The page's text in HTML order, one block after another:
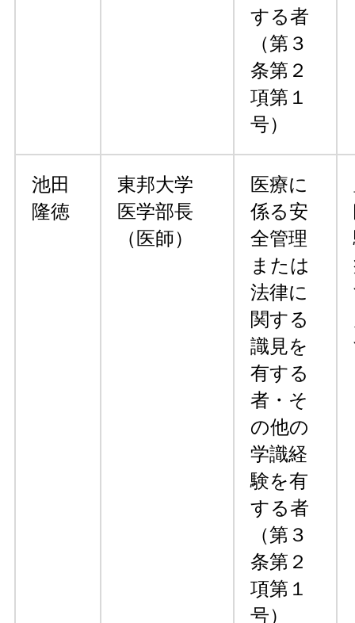
する者
（第３
条第２
項第１
号）
池田
隆徳
東邦大学
医学部長
（医師）
医療に
係る安
全管理
または
法律に
関する
識見を
有する
者・そ
の他の
学識経
験を有
する者
（第３
条第２
項第１
号）